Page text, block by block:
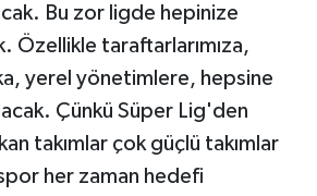
Bu zor ligde hepinize
Özellikle taraftarlarımıza,
yerel yönetimlere, hepsine
Çünkü Süper Lig'den
takımlar çok güçlü takımlar
her zaman hedefi